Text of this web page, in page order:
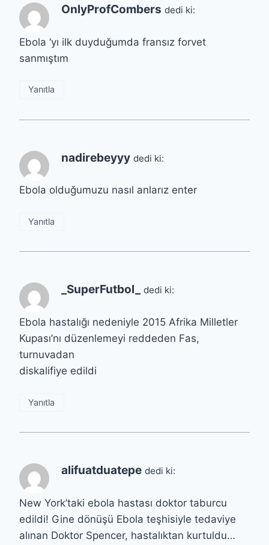
OnlyProfCombers dedi ki:
Ebola ‘yı ilk duyduğumda fransız forvet
sanmıştım
Yanıtla
nadirebeyyy dedi ki:
Ebola olduğumuzu nasıl anlarız enter
Yanıtla
_SuperFutbol_ dedi ki:
Ebola hastalığı nedeniyle 2015 Afrika Milletler
Kupası’nı düzenlemeyi reddeden Fas,
turnuvadan
diskalifiye edildi
Yanıtla
alifuatduatepe dedi ki:
New York’taki ebola hastası doktor taburcu
edildi! Gine dönüşü Ebola teşhisiyle tedaviye
alınan Doktor Spencer, hastalıktan kurtuldu…